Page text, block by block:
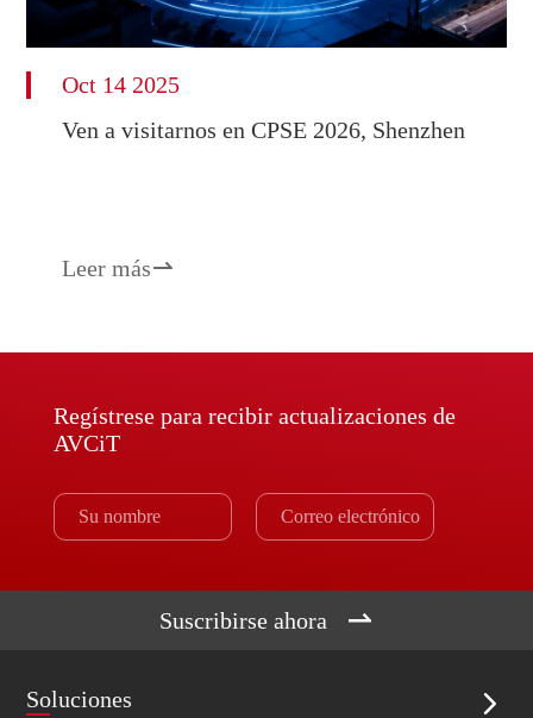
Oct 14 2025
Ven a visitarnos en CPSE 2026, Shenzhen
Leer más
Regístrese para recibir actualizaciones de
AVCiT
Suscribirse ahora 
Soluciones 